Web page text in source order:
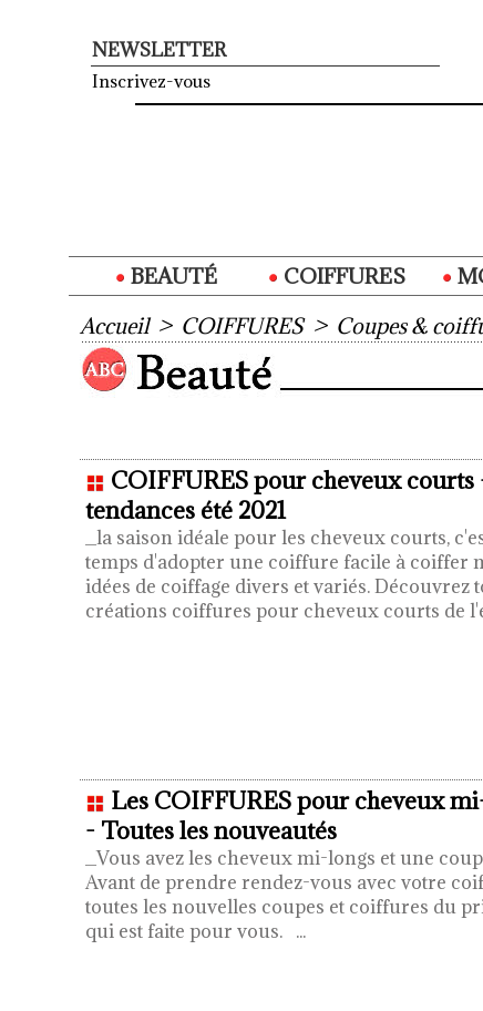
NEWSLETTER
Inscrivez-vous
BEAUTÉ COIFFURES
Accueil > COIFFURES > Coupes &
COIFFURES pour cheveux
tendances été 2021
_la saison idéale pour les cheveux courts,
temps d'adopter une coiffure facile à coiffer
idées de coiffage divers et variés. Découvrez
créations coiffures pour cheveux courts de
Les COIFFURES pour cheveux
- Toutes les nouveautés
_Vous avez les cheveux mi-longs et une
Avant de prendre rendez-vous avec votre
toutes les nouvelles coupes et coiffures du
qui est faite pour vous. ...